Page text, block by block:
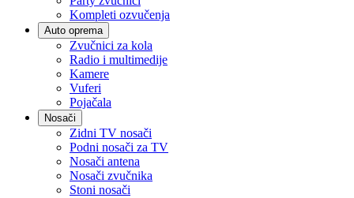
Kompleti ozvučenja
Auto oprema
Zvučnici za kola
Radio i multimedije
Kamere
Vuferi
Pojačala
Nosači
Zidni TV nosači
Podni nosači za TV
Nosači antena
Nosači zvučnika
Stoni nosači